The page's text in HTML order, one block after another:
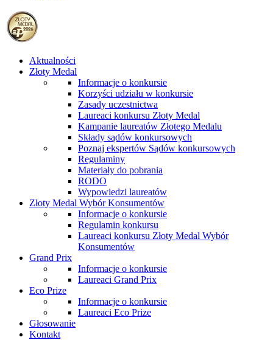
Aktualności
Złoty Medal
Informacje o konkursie
Korzyści udziału w konkursie
Zasady uczestnictwa
Laureaci konkursu Złoty Medal
Kampanie laureatów Złotego Medalu
Składy sądów konkursowych
Poznaj ekspertów Sądów konkursowych
Regulaminy
Materiały do pobrania
RODO
Wypowiedzi laureatów
Złoty Medal Wybór Konsumentów
Informacje o konkursie
Regulamin konkursu
Laureaci konkursu Złoty Medal Wybór
Konsumentów
Grand Prix
Informacje o konkursie
Laureaci Grand Prix
Eco Prize
Informacje o konkursie
Laureaci Eco Prize
Głosowanie
Kontakt